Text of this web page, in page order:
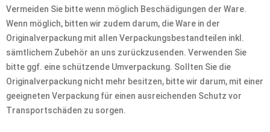
Vermeiden Sie bitte wenn möglich Beschädigungen der Ware.
Wenn möglich, bitten wir zudem darum, die Ware in der
Originalverpackung mit allen Verpackungsbestandteilen inkl.
sämtlichem Zubehör an uns zurückzusenden. Verwenden Sie
bitte ggf. eine schützende Umverpackung. Sollten Sie die
Originalverpackung nicht mehr besitzen, bitte wir darum, mit einer
geeigneten Verpackung für einen ausreichenden Schutz vor
Transportschäden zu sorgen.